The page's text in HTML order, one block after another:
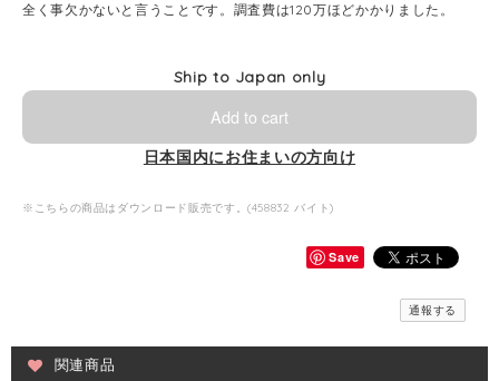
全く事欠かないと言うことです。調査費は120万ほどかかりました。
Ship to Japan only
Add to cart
日本国内にお住まいの方向け
※こちらの商品はダウンロード販売です。(458832 バイト)
Save
通報する
関連商品